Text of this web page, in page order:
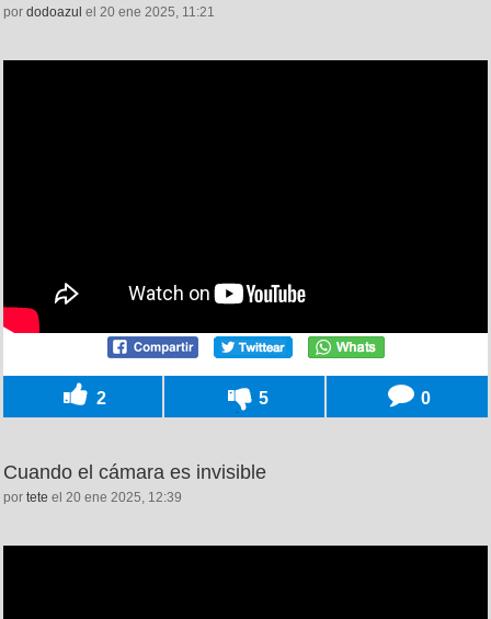
por dodoazul el 20 ene 2025, 11:21
2 5 0
Cuando el cámara es invisible
por tete el 20 ene 2025, 12:39